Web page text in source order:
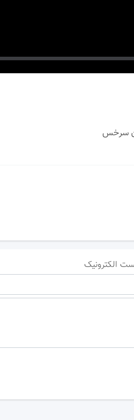
سرخس
الکترونیک